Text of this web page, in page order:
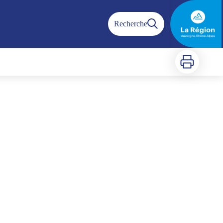
Recherche
Imprimer